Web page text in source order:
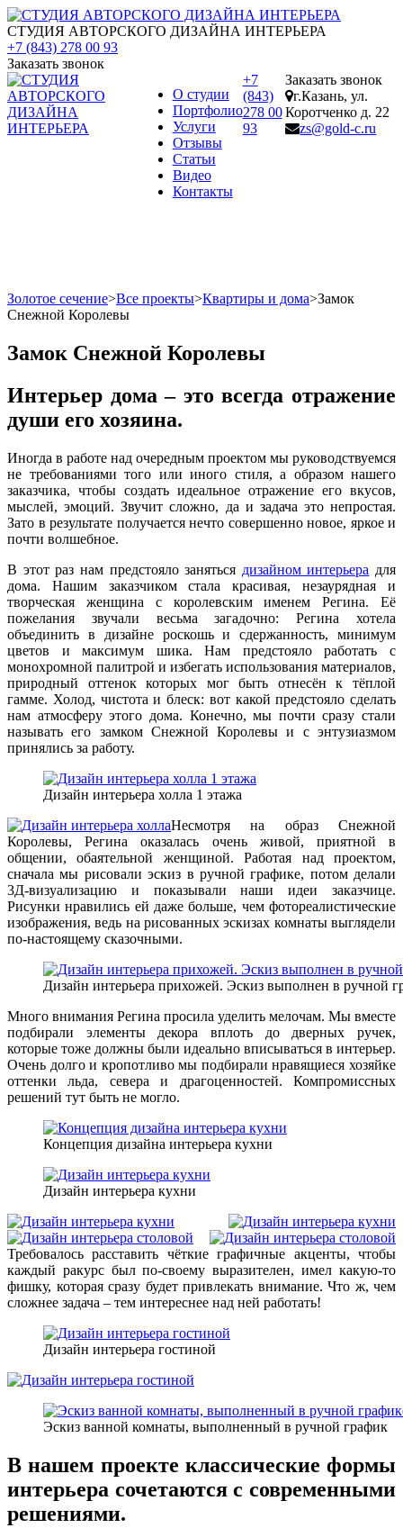
СТУДИЯ АВТОРСКОГО ДИЗАЙНА ИНТЕРЬЕРА
+7 (843) 278 00 93
Заказать звонок
О студии
Портфолио
Услуги
Отзывы
Статьи
Видео
Контакты
+7
(843)
278 00
93
Заказать звонок
г.Казань, ул.
Коротченко д. 22
zs@gold-c.ru
Золотое сечение>Все проекты>Квартиры и дома>Замок
Снежной Королевы
Замок Снежной Королевы
Интерьер дома – это всегда отражение
души его хозяина.
Иногда в работе над очередным проектом мы руководствуемся
не требованиями того или иного стиля, а образом нашего
заказчика, чтобы создать идеальное отражение его вкусов,
мыслей, эмоций. Звучит сложно, да и задача это непростая.
Зато в результате получается нечто совершенно новое, яркое и
почти волшебное.
В этот раз нам предстояло заняться дизайном интерьера для
дома. Нашим заказчиком стала красивая, незаурядная и
творческая женщина с королевским именем Регина. Её
пожелания звучали весьма загадочно: Регина хотела
объединить в дизайне роскошь и сдержанность, минимум
цветов и максимум шика. Нам предстояло работать с
монохромной палитрой и избегать использования материалов,
природный оттенок которых мог быть отнесён к тёплой
гамме. Холод, чистота и блеск: вот какой предстояло сделать
нам атмосферу этого дома. Конечно, мы почти сразу стали
называть его замком Снежной Королевы и с энтузиазмом
принялись за работу.
Дизайн интерьера холла 1 этажа
Несмотря на образ Снежной
Королевы, Регина оказалась очень живой, приятной в
общении, обаятельной женщиной. Работая над проектом,
сначала мы рисовали эскиз в ручной графике, потом делали
3Д-визуализацию и показывали наши идеи заказчице.
Рисунки нравились ей даже больше, чем фотореалистические
изображения, ведь на рисованных эскизах комнаты выглядели
по-настоящему сказочными.
Дизайн интерьера прихожей. Эскиз выполнен в ручной
Много внимания Регина просила уделить мелочам. Мы вместе
подбирали элементы декора вплоть до дверных ручек,
которые тоже должны были идеально вписываться в интерьер.
Очень долго и кропотливо мы подбирали нравящиеся хозяйке
оттенки льда, севера и драгоценностей. Компромиссных
решений тут быть не могло.
Концепция дизайна интерьера кухни
Дизайн интерьера кухни
Требовалось расставить чёткие графичные акценты, чтобы
каждый ракурс был по-своему выразителен, имел какую-то
фишку, которая сразу будет привлекать внимание. Что ж, чем
сложнее задача – тем интереснее над ней работать!
Дизайн интерьера гостиной
Эскиз ванной комнаты, выполненный в ручной график
В нашем проекте классические формы
интерьера сочетаются с современными
решениями.